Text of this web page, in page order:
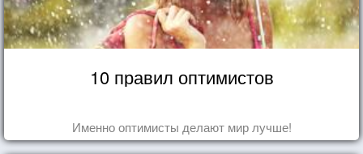
10 правил оптимистов
Именно оптимисты делают мир лучше!